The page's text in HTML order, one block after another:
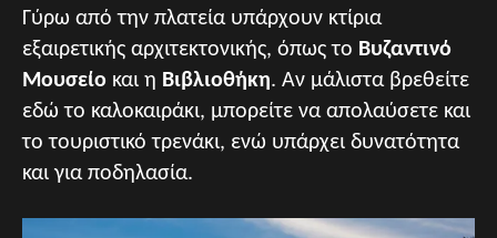
Γύρω από την πλατεία υπάρχουν κτίρια
εξαιρετικής αρχιτεκτονικής, όπως το Βυζαντινό
Μουσείο και η Βιβλιοθήκη. Αν μάλιστα βρεθείτε
εδώ το καλοκαιράκι, μπορείτε να απολαύσετε και
το τουριστικό τρενάκι, ενώ υπάρχει δυνατότητα
και για ποδηλασία.